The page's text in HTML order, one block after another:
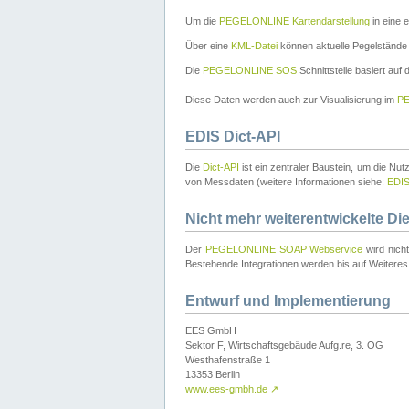
Um die PEGELONLINE Kartendarstellung in eine
Über eine KML-Datei können aktuelle
Die PEGELONLINE SOS Schnittstelle basiert auf
Diese Daten werden auch zur Visualisierung im
EDIS Dict-API
Die Dict-API ist ein zentraler Baustein, um die
von Messdaten (weitere Informationen siehe:
Nicht mehr weiterentwickelte
Der PEGELONLINE SOAP Webservice wird
Bestehende Integrationen werden bis auf
Entwurf und Implementierung
EES GmbH
Sektor F, Wirtschaftsgebäude Aufg.re, 3. OG
Westhafenstraße 1
13353 Berlin
www.ees-gmbh.de ↗